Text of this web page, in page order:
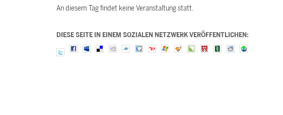
An diesem Tag findet keine Veranstaltung statt.
DIESE SEITE IN EINEM SOZIALEN NETZWERK VERÖFFENTLICHEN: